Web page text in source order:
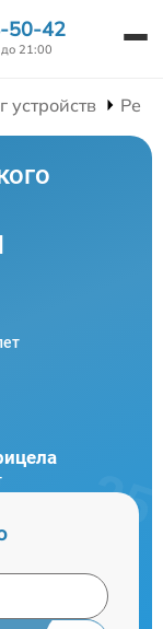
50-42
21:00
устройств